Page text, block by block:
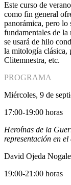
Este curso de
como fin general
panorámica, pero lo
fundamentales de
se usará de hilo
la mitología clásica,
Clitemnestra, etc.
PROGRAMA
Miércoles, 9 de
17:00-19:00 horas
Heroínas de la
representación en
David Ojeda
19:00-21:00 horas